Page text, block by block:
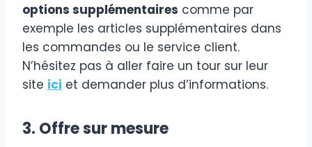
options supplémentaires comme par
exemple les articles supplémentaires dans
les commandes ou le service client.
N’hésitez pas à aller faire un tour sur leur
site ici et demander plus d’informations.
3. Offre sur mesure